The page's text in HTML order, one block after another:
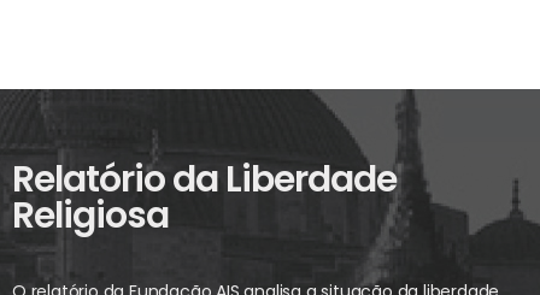
Relatório da Liberdade
Religiosa